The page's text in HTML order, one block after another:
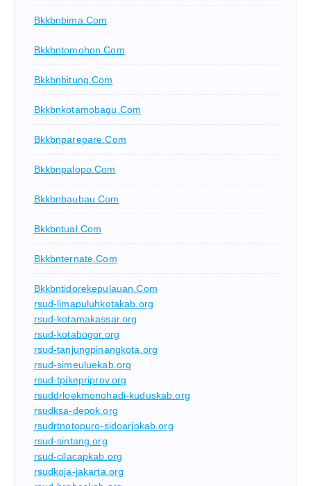
Bkkbnbima.com
Bkkbntomohon.com
Bkkbnbitung.com
Bkkbnkotamobagu.com
Bkkbnparepare.com
Bkkbnpalopo.com
Bkkbnbaubau.com
Bkkbntual.com
Bkkbnternate.com
Bkkbntidorekepulauan.com
rsud-limapuluhkotakab.org
rsud-kotamakassar.org
rsud-kotabogor.org
rsud-tanjungpinangkota.org
rsud-simeuluekab.org
rsud-tpikepriprov.org
rsuddrloekmonohadi-kuduskab.org
rsudksa-depok.org
rsudrtnotopuro-sidoarjokab.org
rsud-sintang.org
rsud-cilacapkab.org
rsudkoja-jakarta.org